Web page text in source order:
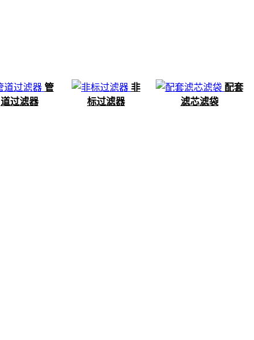
管
道过滤器
非
标过滤器
配套
滤芯滤袋